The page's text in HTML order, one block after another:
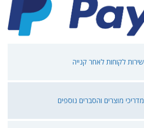
שירות לקוחות לאחר קנייה
מדריכי מוצרים והסברים נוספים